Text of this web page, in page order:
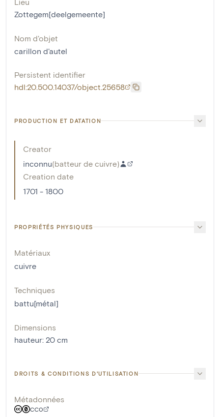
Zottegem[deelgemeente]
Nom d'objet
carillon d'autel
Persistent identifier
hdl:20.500.14037/object.25658
PRODUCTION ET DATATION
Creator
inconnu(batteur de cuivre)
Creation date
1701 - 1800
PROPRIÉTÉS PHYSIQUES
Matériaux
cuivre
Techniques
battu[métal]
Dimensions
hauteur: 20 cm
DROITS & CONDITIONS D'UTILISATION
Métadonnées
CC0